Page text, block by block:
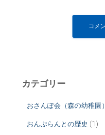
カテゴリー
おさんぽ会（森の幼稚園）
おんぷらんとの歴史 (1)